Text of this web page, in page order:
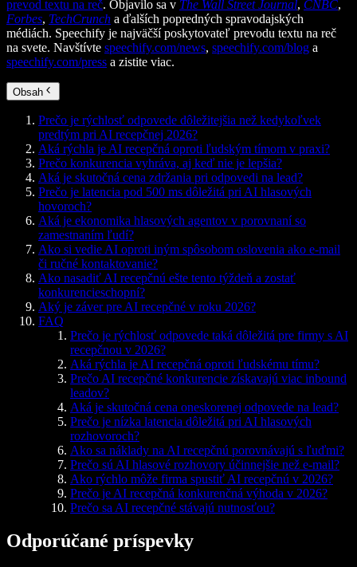
prevod textu na reč. Objavilo sa v The Wall Street Journal, CNBC,
Forbes, TechCrunch a ďalších popredných spravodajských
médiách. Speechify je najväčší poskytovateľ prevodu textu na reč
na svete. Navštívte speechify.com/news, speechify.com/blog a
speechify.com/press a zistite viac.
Obsah
Prečo je rýchlosť odpovede dôležitejšia než kedykoľvek
predtým pri AI recepčnej 2026?
Aká rýchla je AI recepčná oproti ľudským tímom v praxi?
Prečo konkurencia vyhráva, aj keď nie je lepšia?
Aká je skutočná cena zdržania pri odpovedi na lead?
Prečo je latencia pod 500 ms dôležitá pri AI hlasových
hovoroch?
Aká je ekonomika hlasových agentov v porovnaní so
zamestnaním ľudí?
Ako si vedie AI oproti iným spôsobom oslovenia ako e-mail
či ručné kontaktovanie?
Ako nasadiť AI recepčnú ešte tento týždeň a zostať
konkurencieschopní?
Aký je záver pre AI recepčné v roku 2026?
FAQ
Prečo je rýchlosť odpovede taká dôležitá pre firmy s AI
recepčnou v 2026?
Aká rýchla je AI recepčná oproti ľudskému tímu?
Prečo AI recepčné konkurencie získavajú viac inbound
leadov?
Aká je skutočná cena oneskorenej odpovede na lead?
Prečo je nízka latencia dôležitá pri AI hlasových
rozhovoroch?
Ako sa náklady na AI recepčnú porovnávajú s ľuďmi?
Prečo sú AI hlasové rozhovory účinnejšie než e-mail?
Ako rýchlo môže firma spustiť AI recepčnú v 2026?
Prečo je AI recepčná konkurenčná výhoda v 2026?
Prečo sa AI recepčné stávajú nutnosťou?
Odporúčané príspevky